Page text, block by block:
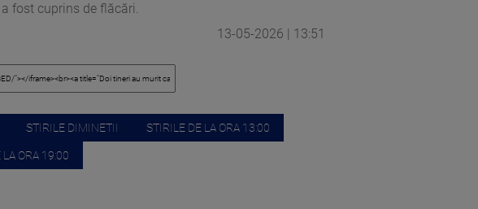
fost cuprins de flăcări.
13-05-2026 | 13:51
STIRILE DIMINETII STIRILE DE LA ORA 13:00
LA ORA 19:00